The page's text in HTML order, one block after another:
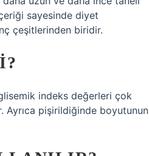
sayesinde diyet
çeşitlerinden biridir.
indeks değerleri çok
Ayrıca pişirildiğinde boyutunun